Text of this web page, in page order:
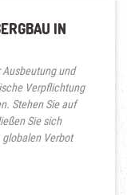
IN
Ausbeutung und
Verpflichtung
Stehen Sie auf
Sie sich
Verbot